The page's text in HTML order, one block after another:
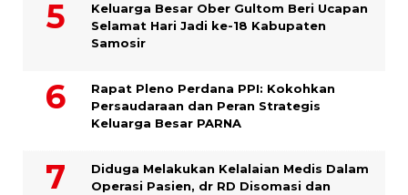
Keluarga Besar Ober Gultom Beri Ucapan
Selamat Hari Jadi ke-18 Kabupaten
Samosir
Rapat Pleno Perdana PPI: Kokohkan
Persaudaraan dan Peran Strategis
Keluarga Besar PARNA
Diduga Melakukan Kelalaian Medis Dalam
Operasi Pasien, dr RD Disomasi dan